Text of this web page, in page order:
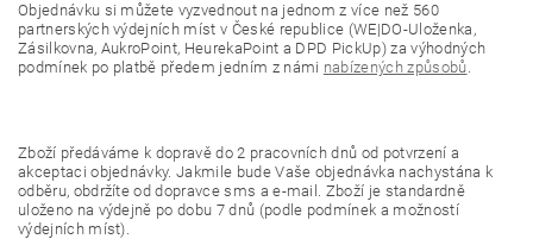
Objednávku si můžete vyzvednout na jednom z více než 560
partnerských výdejních míst v České republice (WE|DO-Uloženka,
Zásilkovna, AukroPoint, HeurekaPoint a DPD PickUp) za výhodných
podmínek po platbě předem jedním z námi nabízených způsobů.
Zboží předáváme k dopravě do 2 pracovních dnů od potvrzení a
akceptaci objednávky. Jakmile bude Vaše objednávka nachystána k
odběru, obdržíte od dopravce sms a e-mail. Zboží je standardně
uloženo na výdejně po dobu 7 dnů (podle podmínek a možností
výdejních míst).